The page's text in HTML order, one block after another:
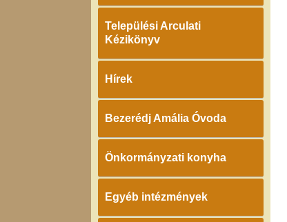
Települési Arculati
Kézikönyv
Hírek
Bezerédj Amália Óvoda
Önkormányzati konyha
Egyéb intézmények